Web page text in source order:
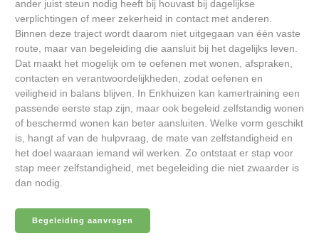
ander juist steun nodig heeft bij houvast bij dagelijkse
verplichtingen of meer zekerheid in contact met anderen.
Binnen deze traject wordt daarom niet uitgegaan van één vaste
route, maar van begeleiding die aansluit bij het dagelijks leven.
Dat maakt het mogelijk om te oefenen met wonen, afspraken,
contacten en verantwoordelijkheden, zodat oefenen en
veiligheid in balans blijven. In Enkhuizen kan kamertraining een
passende eerste stap zijn, maar ook begeleid zelfstandig wonen
of beschermd wonen kan beter aansluiten. Welke vorm geschikt
is, hangt af van de hulpvraag, de mate van zelfstandigheid en
het doel waaraan iemand wil werken. Zo ontstaat er stap voor
stap meer zelfstandigheid, met begeleiding die niet zwaarder is
dan nodig.
Begeleiding aanvragen